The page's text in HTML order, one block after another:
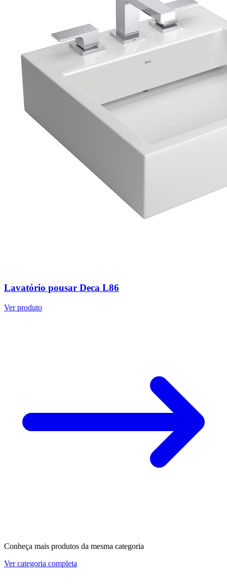
Lavatório pousar Deca L86
Ver produto
Conheça mais produtos da mesma categoria
Ver categoria completa